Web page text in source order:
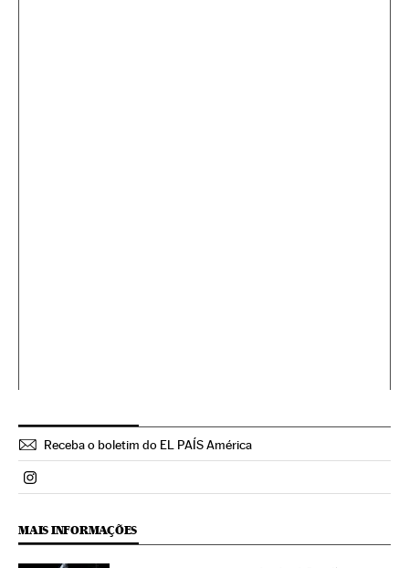
Receba o boletim do EL PAÍS América
Politica El País Brasil en Instagram
MAIS INFORMAÇÕES